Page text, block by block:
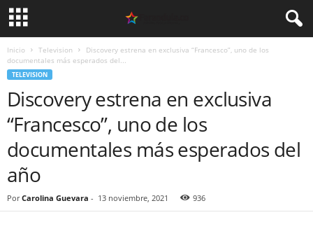
Inicio Television
Discovery estrena en exclusiva “Francesco”, uno de los
documentales más esperados del...
TELEVISION
Discovery estrena en exclusiva
“Francesco”, uno de los
documentales más esperados del
año
Por Carolina Guevara - 13 noviembre, 2021 936